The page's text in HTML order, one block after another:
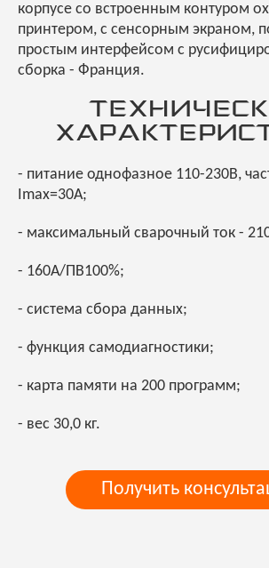
корпусе со встроенным контуром
принтером, с сенсорным экраном,
простым интерфейсом с
сборка - Франция.
- питание однофазное 110-230В,
Imax=30A;
- максимальный сварочный ток -
- 160А/ПВ100%;
- система сбора данных;
- функция самодиагностики;
- карта памяти на 200 программ;
- вес 30,0 кг.
Получить